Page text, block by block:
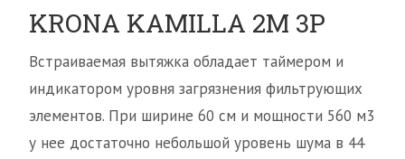
KRONA KAMILLA 2M 3P
Встраиваемая вытяжка обладает таймером и
индикатором уровня загрязнения фильтрующих
элементов. При ширине 60 см и мощности 560 м3
у нее достаточно небольшой уровень шума в 44